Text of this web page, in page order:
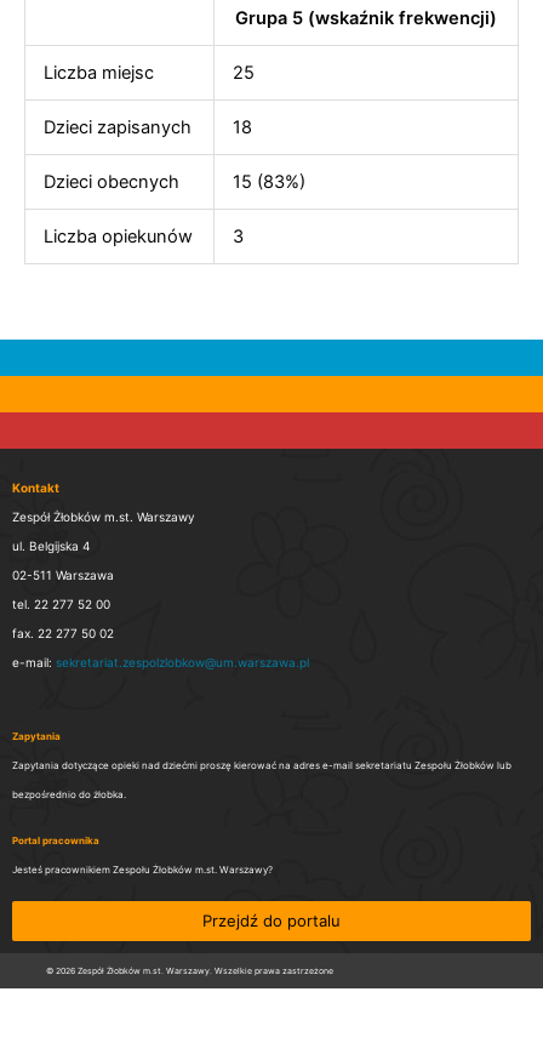
Grupa 5 (wskaźnik frekwencji)
Liczba miejsc 25
Dzieci zapisanych 18
Dzieci obecnych 15 (83%)
Liczba opiekunów 3
Kontakt
Zespół Żłobków m.st. Warszawy
ul. Belgijska 4
02-511 Warszawa
tel. 22 277 52 00
fax. 22 277 50 02
e-mail: sekretariat.zespolzlobkow@um.warszawa.pl
Zapytania
Zapytania dotyczące opieki nad dziećmi proszę kierować na adres e-mail sekretariatu Zespołu Żłobków lub
bezpośrednio do żłobka.
Portal pracownika
Jesteś pracownikiem Zespołu Żłobków m.st. Warszawy?
Przejdź do portalu
© 2026 Zespół Żłobków m.st. Warszawy. Wszelkie prawa zastrzeżone